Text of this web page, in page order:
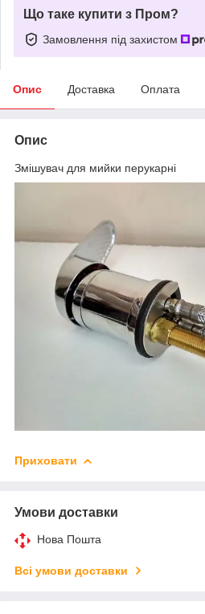
Що таке купити з Пром?
Замовлення під захистом
Опис Доставка Оплата
Опис
Змішувач для мийки перукарні
Приховати
Умови доставки
Нова Пошта
Всі умови доставки